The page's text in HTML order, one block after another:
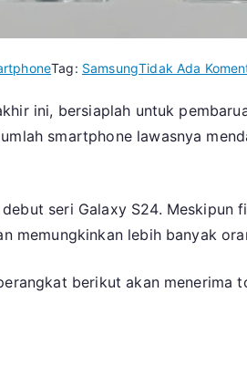
Tag: SamsungTidak Ada
ini, bersiaplah untuk
smartphone lawasnya
seri Galaxy S24.
memungkinkan lebih banyak
berikut akan menerima